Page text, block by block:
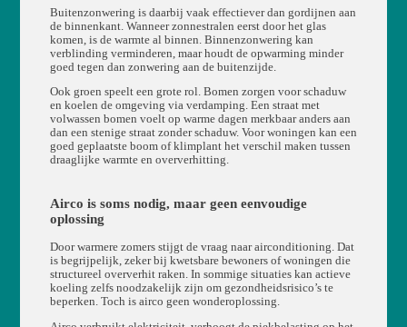
Buitenzonwering is daarbij vaak effectiever dan gordijnen aan
de binnenkant. Wanneer zonnestralen eerst door het glas
komen, is de warmte al binnen. Binnenzonwering kan
verblinding verminderen, maar houdt de opwarming minder
goed tegen dan zonwering aan de buitenzijde.
Ook groen speelt een grote rol. Bomen zorgen voor schaduw
en koelen de omgeving via verdamping. Een straat met
volwassen bomen voelt op warme dagen merkbaar anders aan
dan een stenige straat zonder schaduw. Voor woningen kan een
goed geplaatste boom of klimplant het verschil maken tussen
draaglijke warmte en oververhitting.
Airco is soms nodig, maar geen eenvoudige
oplossing
Door warmere zomers stijgt de vraag naar airconditioning. Dat
is begrijpelijk, zeker bij kwetsbare bewoners of woningen die
structureel oververhit raken. In sommige situaties kan actieve
koeling zelfs noodzakelijk zijn om gezondheidsrisico’s te
beperken. Toch is airco geen wonderoplossing.